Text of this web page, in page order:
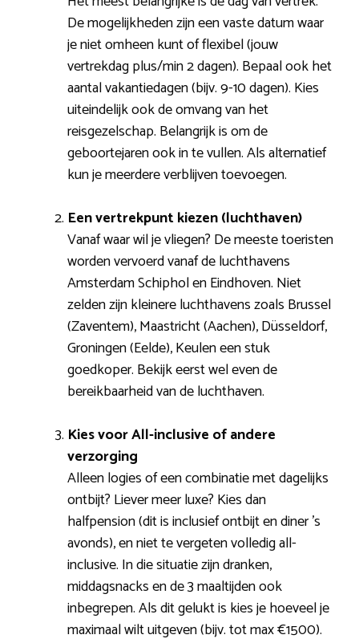
De mogelijkheden zijn een vaste datum waar
je niet omheen kunt of flexibel (jouw
vertrekdag plus/min 2 dagen). Bepaal ook het
aantal vakantiedagen (bijv. 9-10 dagen). Kies
uiteindelijk ook de omvang van het
reisgezelschap. Belangrijk is om de
geboortejaren ook in te vullen. Als alternatief
kun je meerdere verblijven toevoegen.
Een vertrekpunt kiezen (luchthaven)
Vanaf waar wil je vliegen? De meeste toeristen
worden vervoerd vanaf de luchthavens
Amsterdam Schiphol en Eindhoven. Niet
zelden zijn kleinere luchthavens zoals Brussel
(Zaventem), Maastricht (Aachen), Düsseldorf,
Groningen (Eelde), Keulen een stuk
goedkoper. Bekijk eerst wel even de
bereikbaarheid van de luchthaven.
Kies voor All-inclusive of andere
verzorging
Alleen logies of een combinatie met dagelijks
ontbijt? Liever meer luxe? Kies dan
halfpension (dit is inclusief ontbijt en diner ’s
avonds), en niet te vergeten volledig all-
inclusive. In die situatie zijn dranken,
middagsnacks en de 3 maaltijden ook
inbegrepen. Als dit gelukt is kies je hoeveel je
maximaal wilt uitgeven (bijv. tot max €1500).